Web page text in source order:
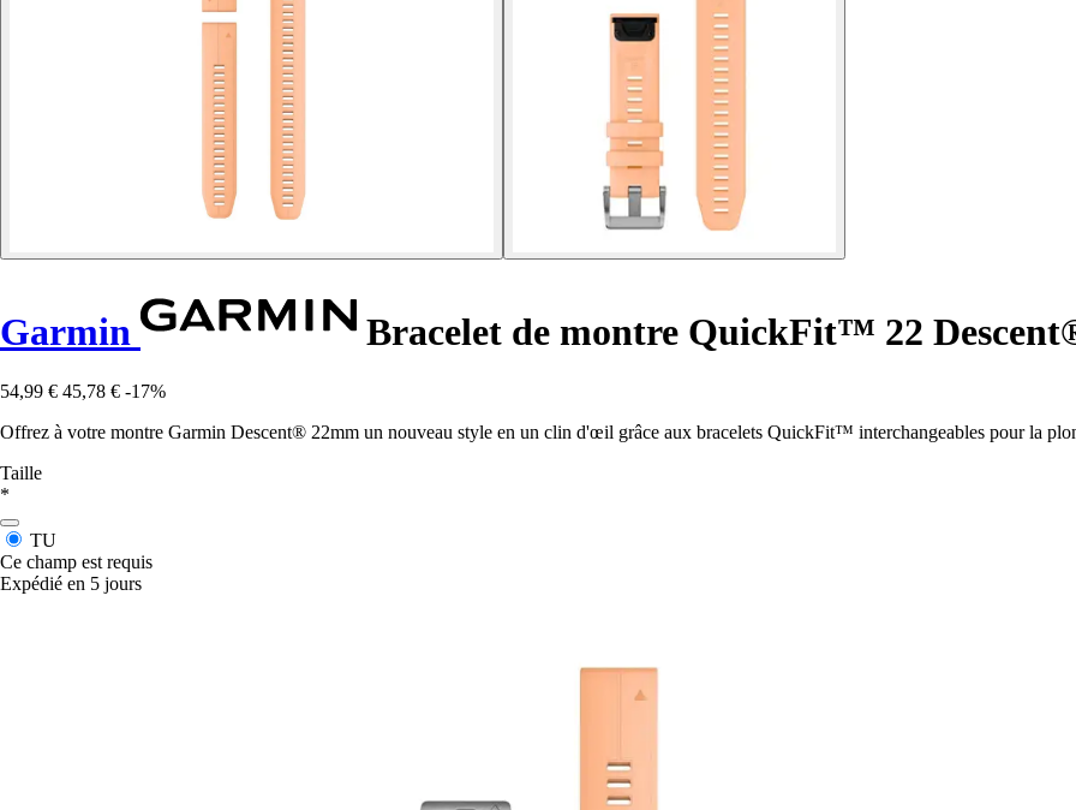
Garmin Bracelet de montre QuickFit™ 22
54,99 € 45,78 € -17%
Offrez à votre montre Garmin Descent® 22mm un nouveau style en un clin d'œil grâce aux bracelets QuickFit™ interchangeables pour la
Taille
*
TU
Ce champ est requis
Expédié en 5 jours